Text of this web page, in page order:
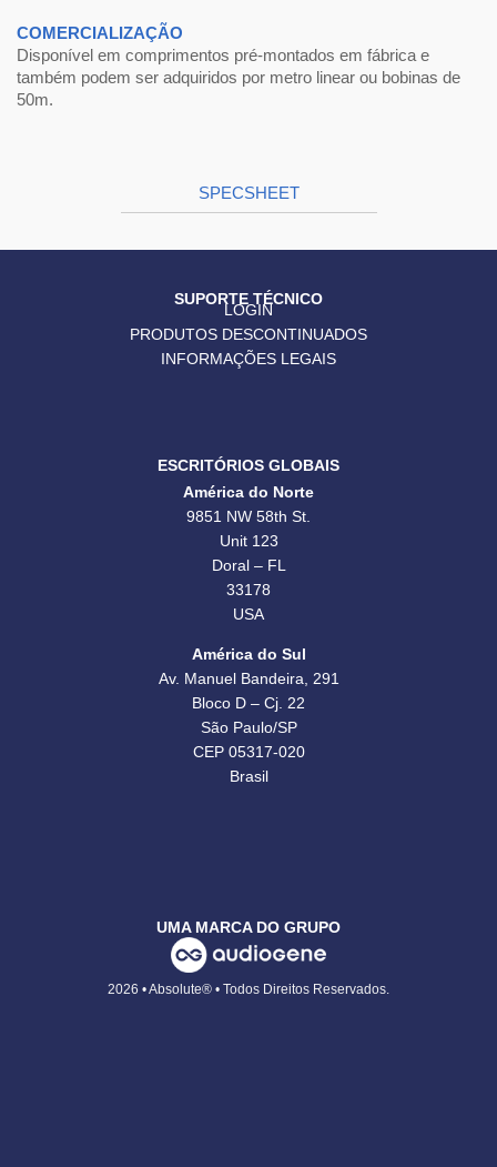
COMERCIALIZAÇÃO
Disponível em comprimentos pré-montados em fábrica e
também podem ser adquiridos por metro linear ou bobinas de
50m.
SPECSHEET
SUPORTE TÉCNICO
LOGIN
PRODUTOS DESCONTINUADOS
INFORMAÇÕES LEGAIS
ESCRITÓRIOS GLOBAIS
América do Norte
9851 NW 58th St.
Unit 123
Doral – FL
33178
USA
América do Sul
Av. Manuel Bandeira, 291
Bloco D – Cj. 22
São Paulo/SP
CEP 05317-020
Brasil
UMA MARCA DO GRUPO
2026 • Absolute® • Todos Direitos Reservados.